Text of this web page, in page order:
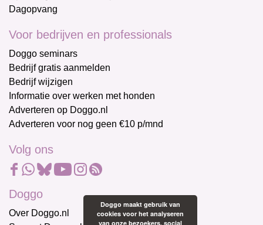
Dagopvang
Voor bedrijven en professionals
Doggo seminars
Bedrijf gratis aanmelden
Bedrijf wijzigen
Informatie over werken met honden
Adverteren op Doggo.nl
Adverteren voor nog geen €10 p/mnd
Volg ons
Doggo
Over Doggo.nl
Doggo maakt gebruik van
cookies voor het analyseren
van onze bezoekers, social